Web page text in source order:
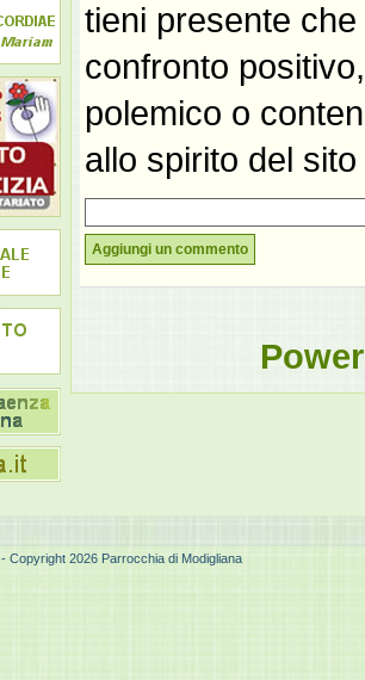
tieni presente
confronto
polemico o
allo spirito del
Aggiungi un commento
- Copyright 2026 Parrocchia di Modigliana